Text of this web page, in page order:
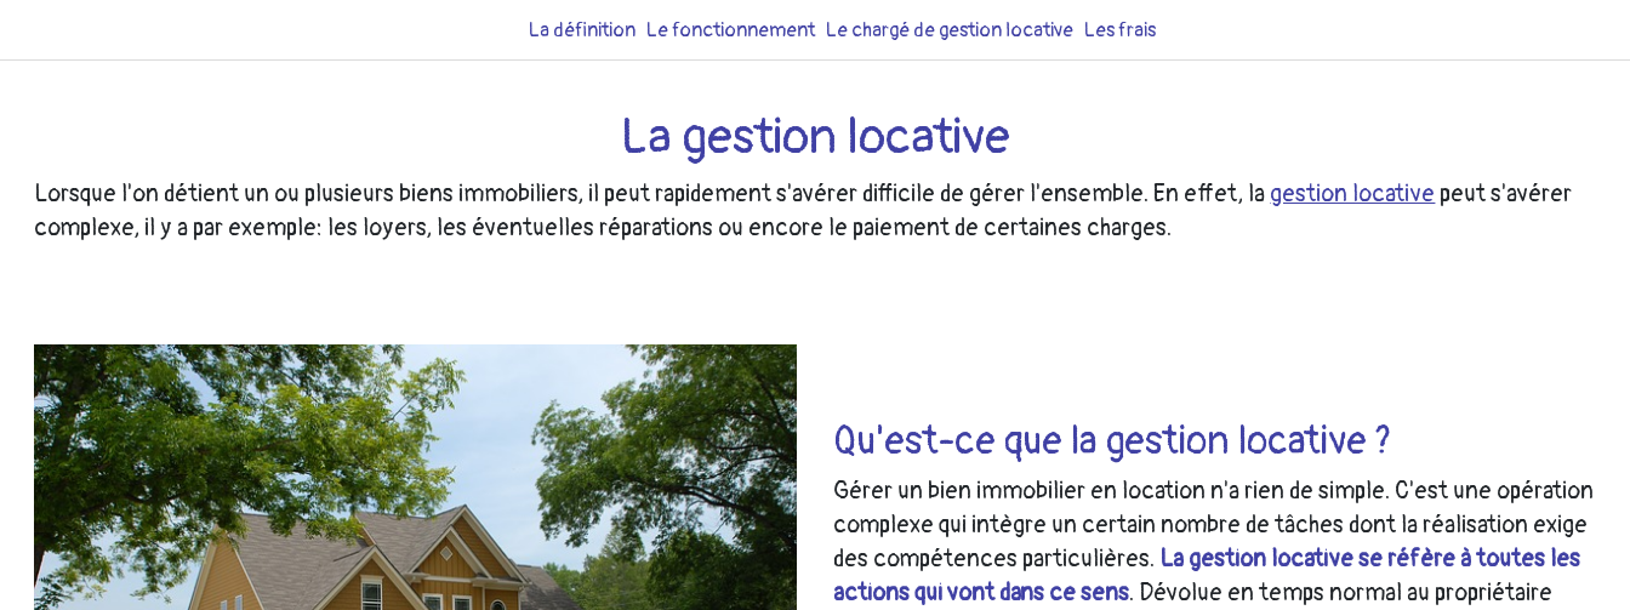
La définition Le fonctionnement Le chargé de gestion locative Les frais
La gestion locative
Lorsque l'on détient un ou plusieurs biens immobiliers, il peut rapidement s'avérer difficile de gérer l'ensemble. En effet, la gestion locative peut s'avérer
complexe, il y a par exemple: les loyers, les éventuelles réparations ou encore le paiement de certaines charges.
Qu'est-ce que la gestion locative ?
Gérer un bien immobilier en location n'a rien de simple. C'est une opération
complexe qui intègre un certain nombre de tâches dont la réalisation exige
des compétences particulières. La gestion locative se réfère à toutes les
actions qui vont dans ce sens. Dévolue en temps normal au propriétaire